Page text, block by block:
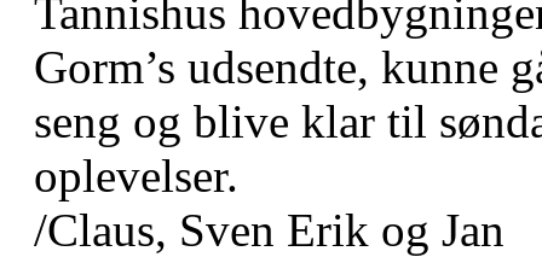
Tannishus
Gorm’s udsendte, kunne
seng og blive klar til
oplevelser.
/Claus, Sven Erik og Jan